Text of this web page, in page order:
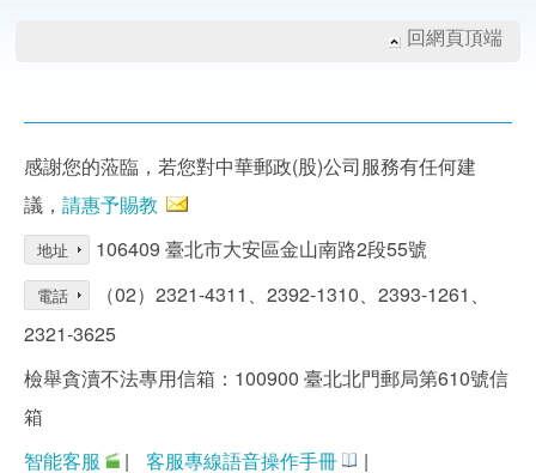
回網頁頂端
感謝您的蒞臨，若您對中華郵政(股)公司服務有任何建
議， 請惠予賜教
地址 106409 臺北市大安區金山南路2段55號
電話
（02）2321-4311、2392-1310、2393-1261、
2321-3625
檢舉貪瀆不法專用信箱：100900 臺北北門郵局第610號信
箱
智能客服
| 客服專線語音操作手冊 |